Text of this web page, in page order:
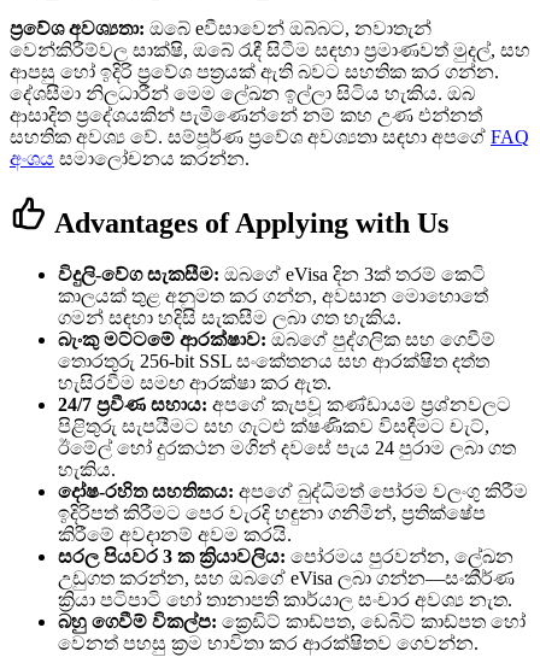
ප්‍රවේශ අවශ්‍යතා: ඔබේ eවීසාවෙන් ඔබ්බට, නවාතැන්
වෙන්කිරීම්වල සාක්ෂි, ඔබේ රැඳී සිටීම සඳහා ප්‍රමාණවත් මුදල්, සහ
ආපසු හෝ ඉදිරි ප්‍රවේශ පත්‍රයක් ඇති බවට සහතික කර ගන්න.
දේශසීමා නිලධාරීන් මෙම ලේඛන ඉල්ලා සිටිය හැකිය. ඔබ
ආසාදිත ප්‍රදේශයකින් පැමිණෙන්නේ නම් කහ උණ එන්නත්
සහතික අවශ්‍ය වේ. සම්පූර්ණ ප්‍රවේශ අවශ්‍යතා සඳහා අපගේ FAQ
අංශය සමාලෝචනය කරන්න.
Advantages of Applying with Us
විදුලි-වේග සැකසීම: ඔබගේ eVisa දින 3ක් තරම් කෙටි
කාලයක් තුළ අනුමත කර ගන්න, අවසාන මොහොතේ
ගමන් සඳහා හදිසි සැකසීම ලබා ගත හැකිය.
බැංකු මට්ටමේ ආරක්ෂාව: ඔබගේ පුද්ගලික සහ ගෙවීම්
තොරතුරු 256-bit SSL සංකේතනය සහ ආරක්ෂිත දත්ත
හැසිරවීම සමඟ ආරක්ෂා කර ඇත.
24/7 ප්‍රවීණ සහාය: අපගේ කැපවූ කණ්ඩායම ප්‍රශ්නවලට
පිළිතුරු සැපයීමට සහ ගැටළු ක්ෂණිකව විසඳීමට චැට්,
ඊමේල් හෝ දුරකථන මගින් දවසේ පැය 24 පුරාම ලබා ගත
හැකිය.
දෝෂ-රහිත සහතිකය: අපගේ බුද්ධිමත් පෝරම වලංගු කිරීම
ඉදිරිපත් කිරීමට පෙර වැරදි හඳුනා ගනිමින්, ප්‍රතික්ෂේප
කිරීමේ අවදානම් අවම කරයි.
සරල පියවර 3 ක ක්‍රියාවලිය: පෝරමය පුරවන්න, ලේඛන
උඩුගත කරන්න, සහ ඔබගේ eVisa ලබා ගන්න—සංකීර්ණ
ක්‍රියා පටිපාටි හෝ තානාපති කාර්යාල සංචාර අවශ්‍ය නැත.
බහු ගෙවීම් විකල්ප: ක්‍රෙඩිට් කාඩ්පත, ඩෙබිට් කාඩ්පත හෝ
වෙනත් පහසු ක්‍රම භාවිතා කර ආරක්ෂිතව ගෙවන්න.